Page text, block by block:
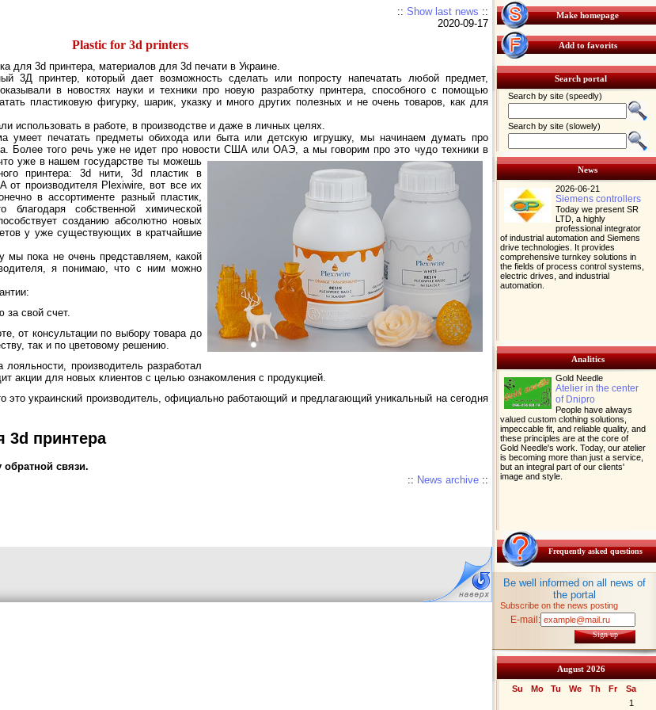
:: Show last news ::
2020-09-17
Plastic for 3d printers
для 3d принтера, материалов для 3d печати в Украине.
3Д принтер, который дает возможность сделать или попросту напечатать любой предмет,
в новостях науки и техники про новую разработку принтера, способного с помощью
пластиковую фигурку, шарик, указку и много других полезных и не очень товаров, как для
использовать в работе, в производстве и даже в личных целях.
умеет печатать предметы обихода или быта или детскую игрушку, мы начинаем думать про
Более того речь уже не идет про новости США или ОАЭ, а мы говорим про это чудо техники в
уже в нашем государстве ты можешь
принтера: 3d нити, 3d пластик в
от производителя Plexiwire, вот все их
в ассортименте разный пластик,
собственной химической
созданию абсолютно новых
у уже существующих в кратчайшие
мы пока не очень представляем, какой
я понимаю, что с ним можно
за свой счет.
от консультации по выбору товара до
так и по цветовому решению.
производитель разработал
акции для новых клиентов с целью ознакомления с продукцией.
украинский производитель, официально работающий и предлагающий уникальный на сегодня
3d принтера
связи.
:: News archive ::
Make homepage
Add to favorits
Search portal
Search by site (speedly)
Search by site (slowely)
News
2026-06-21
Siemens controllers
Today we present SR
LTD, a highly
professional integrator
of industrial automation and Siemens
drive technologies. It provides
comprehensive turnkey solutions in
the fields of process control systems,
electric drives, and industrial
automation.
Analitics
Gold Needle
Atelier in the center
of Dnipro
People have always
valued custom clothing solutions,
impeccable fit, and reliable quality, and
these principles are at the core of
Gold Needle's work. Today, our atelier
is becoming more than just a service,
but an integral part of our clients'
image and style.
Frequently asked questions
Be well informed on all news of
the portal
Subscribe on the news posting
E-mail:
Sign up
August 2026
Su Mo Tu We Th Fr
Sa
1